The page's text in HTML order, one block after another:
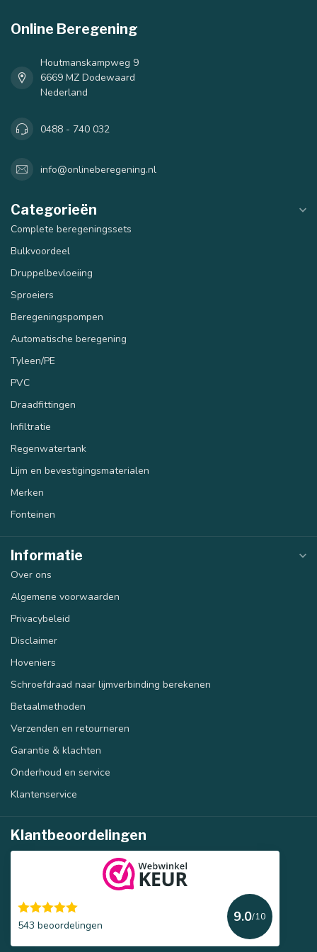
40 mm
Online Beregening
Houtmanskampweg 9
6669 MZ Dodewaard
Nederland
0488 - 740 032
info@onlineberegening.nl
Categorieën
Complete beregeningssets
Bulkvoordeel
Druppelbevloeiing
Sproeiers
Beregeningspompen
Automatische beregening
Tyleen/PE
PVC
Draadfittingen
Infiltratie
Regenwatertank
Lijm en bevestigingsmaterialen
Merken
Fonteinen
Informatie
Over ons
Algemene voorwaarden
Privacybeleid
Disclaimer
Hoveniers
Schroefdraad naar lijmverbinding berekenen
Betaalmethoden
Verzenden en retourneren
Garantie & klachten
Onderhoud en service
Klantenservice
Klantbeoordelingen
543 beoordelingen
9.0/10